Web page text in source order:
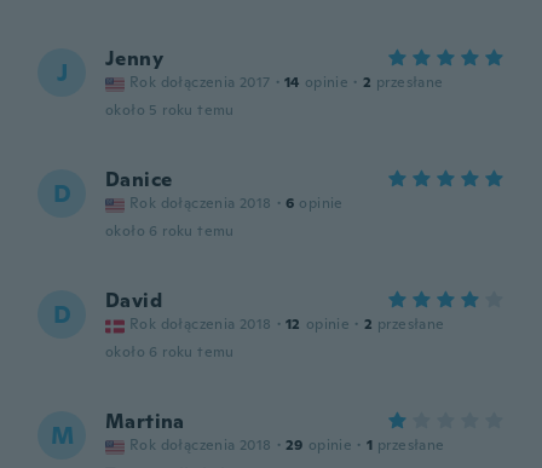
J Jenny
Rok dołączenia 2017 · 14 opinie · 2 przesłane
około 5 roku temu
D Danice
Rok dołączenia 2018 · 6 opinie
około 6 roku temu
D David
Rok dołączenia 2018 · 12 opinie · 2 przesłane
około 6 roku temu
M Martina
Rok dołączenia 2018 · 29 opinie · 1 przesłane